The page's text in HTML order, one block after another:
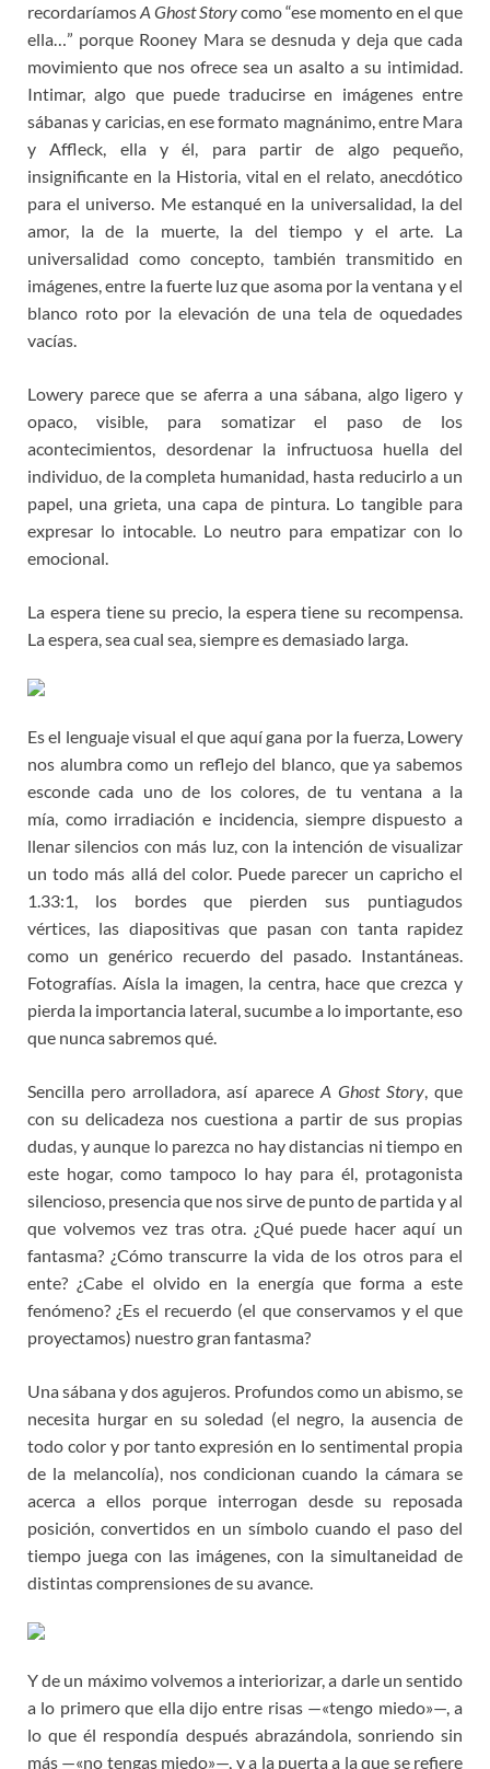
recordaríamosA Ghost Storycomo “ese momento en el que
ella…” porque Rooney Mara se desnuda y deja que cada
movimiento que nos ofrece sea un asalto a su intimidad.
Intimar, algo que puede traducirse en imágenes entre
sábanas y caricias, en ese formato magnánimo, entre Mara
y Affleck, ella y él, para partir de algo pequeño,
insignificante en la Historia, vital en el relato, anecdótico
para el universo. Me estanqué en la universalidad, la del
amor, la de la muerte, la del tiempo y el arte. La
universalidad como concepto, también transmitido en
imágenes, entre la fuerte luz que asoma por la ventana y el
blanco roto por la elevación de una tela de oquedades
vacías.
Lowery parece que se aferra a una sábana, algo ligero y
opaco, visible, para somatizar el paso de los
acontecimientos, desordenar la infructuosa huella del
individuo, de la completa humanidad, hasta reducirlo a un
papel, una grieta, una capa de pintura. Lo tangible para
expresar lo intocable. Lo neutro para empatizar con lo
emocional.
La espera tiene su precio, la espera tiene su recompensa.
La espera, sea cual sea, siempre es demasiado larga.
Es el lenguaje visual el que aquí gana por la fuerza, Lowery
nos alumbra como un reflejo del blanco, que ya sabemos
esconde cada uno de los colores, de tu ventana a la
mía, como irradiación e incidencia, siempre dispuesto a
llenar silencios con más luz, con la intención de visualizar
un todo más allá del color. Puede parecer un capricho el
1.33:1, los bordes que pierden sus puntiagudos
vértices, las diapositivas que pasan con tanta rapidez
como un genérico recuerdo del pasado. Instantáneas.
Fotografías. Aísla la imagen, la centra, hace que crezca y
pierda la importancia lateral, sucumbe a lo importante, eso
que nunca sabremos qué.
Sencilla pero arrolladora, así aparece A Ghost Story, que
con su delicadeza nos cuestiona a partir de sus propias
dudas, y aunque lo parezca no hay distancias ni tiempo en
este hogar, como tampoco lo hay para él, protagonista
silencioso, presencia que nos sirve de punto de partida y al
que volvemos vez tras otra. ¿Qué puede hacer aquí un
fantasma? ¿Cómo transcurre la vida de los otros para el
ente? ¿Cabe el olvido en la energía que forma a este
fenómeno? ¿Es el recuerdo (el que conservamos y el que
proyectamos) nuestro gran fantasma?
Una sábana y dos agujeros. Profundos como un abismo, se
necesita hurgar en su soledad (el negro, la ausencia de
todo color y por tanto expresión en lo sentimental propia
de la melancolía), nos condicionan cuando la cámara se
acerca a ellos porque interrogan desde su reposada
posición, convertidos en un símbolo cuando el paso del
tiempo juega con las imágenes, con la simultaneidad de
distintas comprensiones de su avance.
Y de un máximo volvemos a interiorizar, a darle un sentido
a lo primero que ella dijo entre risas —«tengo miedo»—, a
lo que él respondía después abrazándola, sonriendo sin
más —«no tengas miedo»—, y a la puerta a la que se refiere